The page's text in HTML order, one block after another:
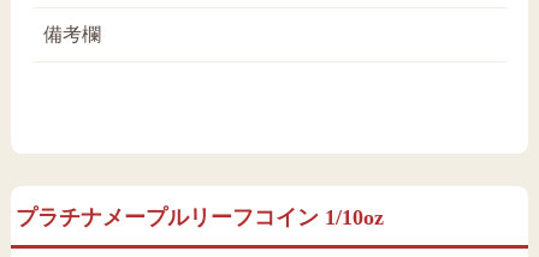
備考欄
プラチナメープルリーフコイン 1/10oz